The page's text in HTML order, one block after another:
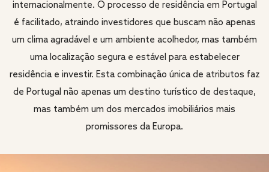
internacionalmente. O processo de residência em Portugal
é facilitado, atraindo investidores que buscam não apenas
um clima agradável e um ambiente acolhedor, mas também
uma localização segura e estável para estabelecer
residência e investir. Esta combinação única de atributos faz
de Portugal não apenas um destino turístico de destaque,
mas também um dos mercados imobiliários mais
promissores da Europa.